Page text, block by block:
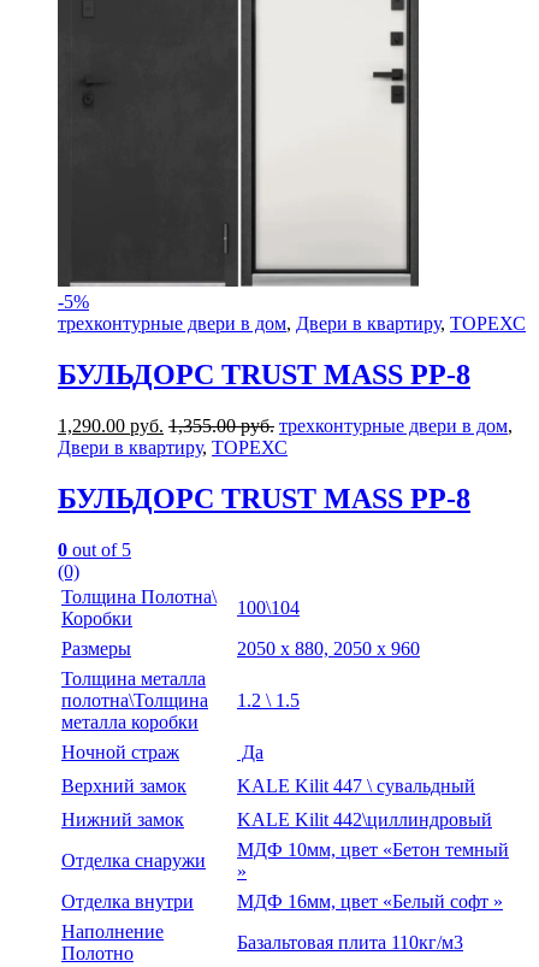
-5%
трехконтурные двери в дом, Двери в квартиру, ТОРЕХС
БУЛЬДОРС TRUST MASS PP-8
1,290.00 руб. 1,355.00руб. трехконтурные двери в дом,
Двери в квартиру, ТОРЕХС
БУЛЬДОРС TRUST MASS PP-8
0 out of 5
(0)
Толщина Полотна\
Коробки
100\104
Размеры
2050 х 880, 2050 х 960
Толщина металла
полотна\Толщина
металла коробки
1.2 \ 1.5
Ночной страж
Да
Верхний замок
KALE Kilit 447 \ сувальдный
Нижний замок
KALE Kilit 442\циллиндровый
Отделка снаружи
МДФ 10мм, цвет «Бетон темный
»
Отделка внутри
МДФ 16мм, цвет «Белый софт »
Наполнение
Полотно
Базальтовая плита 110кг/м3